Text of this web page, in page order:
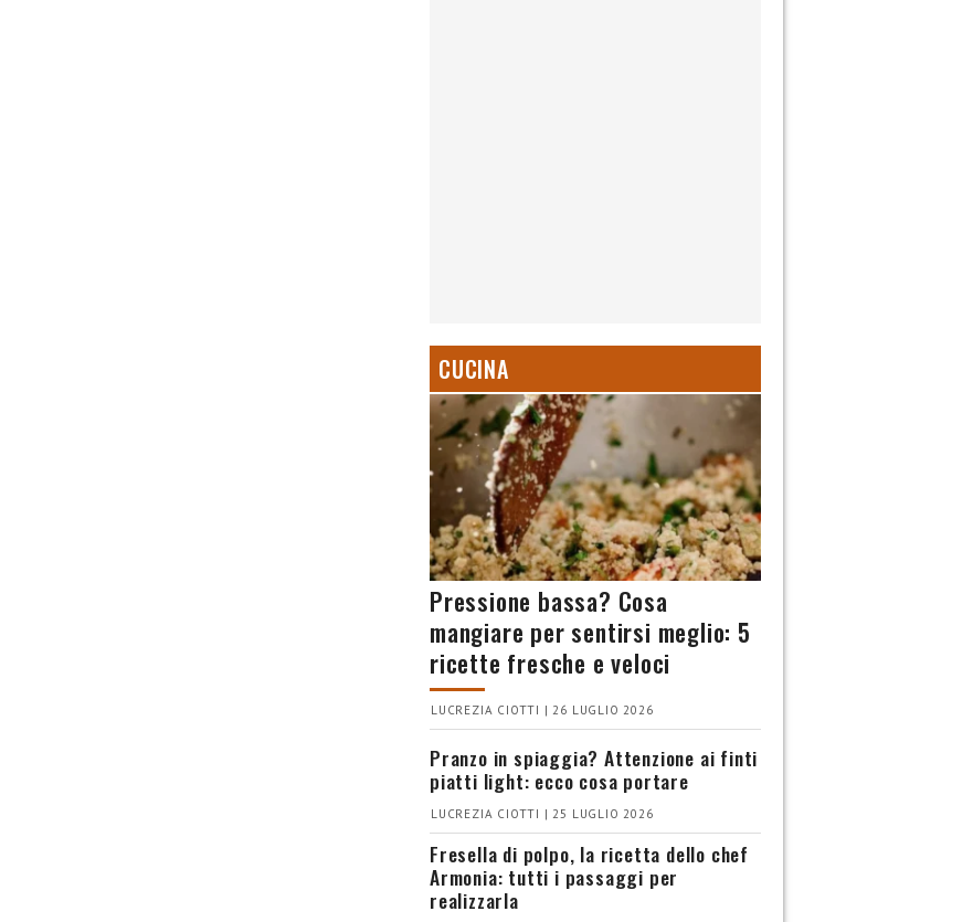
CUCINA
Pressione bassa? Cosa
mangiare per sentirsi meglio: 5
ricette fresche e veloci
LUCREZIA CIOTTI | 26 LUGLIO 2026
Pranzo in spiaggia? Attenzione ai finti
piatti light: ecco cosa portare
LUCREZIA CIOTTI | 25 LUGLIO 2026
Fresella di polpo, la ricetta dello chef
Armonia: tutti i passaggi per
realizzarla